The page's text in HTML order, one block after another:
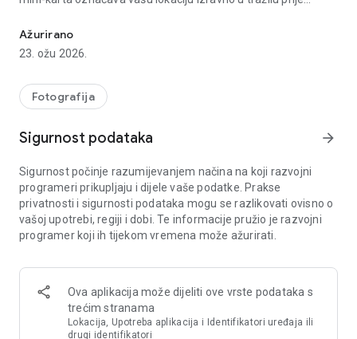
nekretnine, građevinske timove i putnike kojima je potreban
provjerljiv foto dokaz lokacije.
Svaka slika dobiva prilagodljivi sloj: GPS koordinate
(decimalne ili DMS), adresa, nadmorska visina, datum i
pečata kako biste prikazali točno ono što vam treba. Rezultat:
snimka snimljena.
🗺 GPS KAMERA S KARTOM — PRIKAZ UŽIVO
Način rada GPS kamere s kartom prikazuje mini-kartu s
vašom trenutnom lokacijom označenom u tražilu. Ova
— pogledajte svoju točnu poziciju prije svakog snimanja.
📌 GEOTAG FOTOGRAFIJA UVOZ GPS-A
Imate postojeće fotografije bez podataka o lokaciji? Uvezite
iz svoje galerije i dodajte GPS koordinate, adresu i vremensku
Ažurirano
23. ožu 2026.
Fotografija
Sigurnost podataka arrow_forward
Sigurnost počinje razumijevanjem načina na koji razvojni
programeri prikupljaju i dijele vaše podatke. Prakse
privatnosti i sigurnosti podataka mogu se razlikovati ovisno o
vašoj upotrebi, regiji i dobi. Te informacije pružio je razvojni
programer koji ih tijekom vremena može ažurirati.
Ova aplikacija može dijeliti ove vrste podataka s
trećim stranama
Lokacija, Upotreba aplikacija i Identifikatori uređaja ili
drugi identifikatori